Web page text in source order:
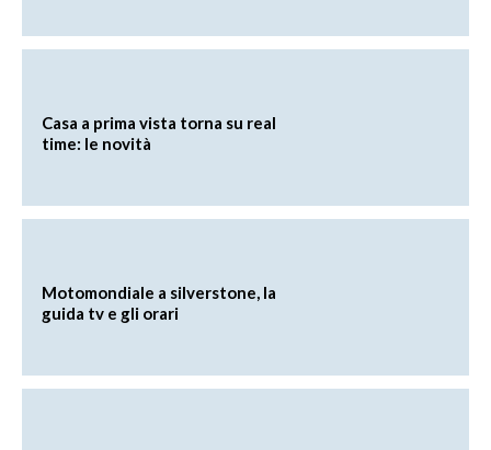
Casa a prima vista torna su real
time: le novità
Motomondiale a silverstone, la
guida tv e gli orari